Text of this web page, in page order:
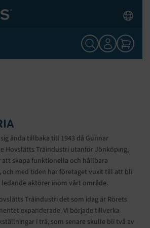
ända tillbaka till 1943 då Gunnar
Hovslätts Träindustri utanför Jönköping,
att skapa funktionella och hållbara
och med tiden har företaget vuxit till att bli
ledande aktörer inom vårt område.
Träindustri det som idag är Rörets
expanderade. Vi började tillverka
i trä, som senare skulle bli två av